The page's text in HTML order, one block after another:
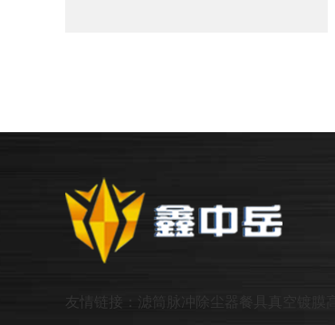
友情链接： 滤筒脉冲除尘器